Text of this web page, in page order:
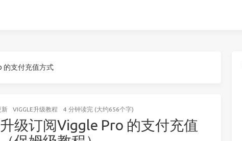
的支付充值方式
新 VIGGLE升级教程 4 分钟读完 (大约656个字)
级订阅Viggle Pro 的支付充值